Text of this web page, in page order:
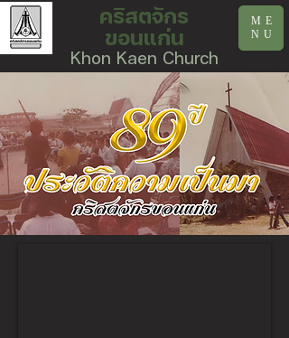
ME
NU
คริสตจักร
ขอนแก่น
Khon Kaen Church